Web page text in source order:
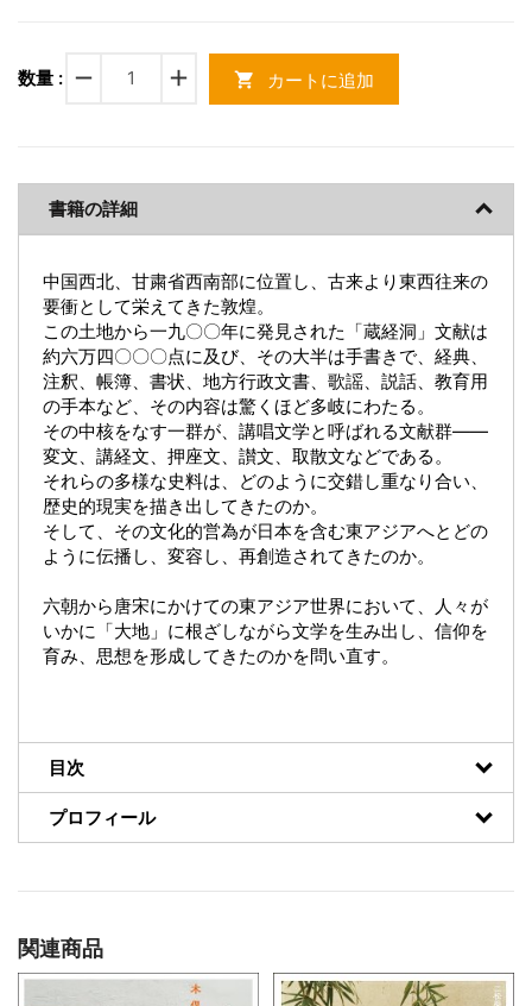
数量 : remove add shopping_cart カートに追加
書籍の詳細
中国西北、甘粛省西南部に位置し、古来より東西往来の
要衝として栄えてきた敦煌。
この土地から一九〇〇年に発見された「蔵経洞」文献は
約六万四〇〇〇点に及び、その大半は手書きで、経典、
注釈、帳簿、書状、地方行政文書、歌謡、説話、教育用
の手本など、その内容は驚くほど多岐にわたる。
その中核をなす一群が、講唱文学と呼ばれる文献群――
変文、講経文、押座文、讃文、取散文などである。
それらの多様な史料は、どのように交錯し重なり合い、
歴史的現実を描き出してきたのか。
そして、その文化的営為が日本を含む東アジアへとどの
ように伝播し、変容し、再創造されてきたのか。
六朝から唐宋にかけての東アジア世界において、人々が
いかに「大地」に根ざしながら文学を生み出し、信仰を
育み、思想を形成してきたのかを問い直す。
目次
プロフィール
関連商品